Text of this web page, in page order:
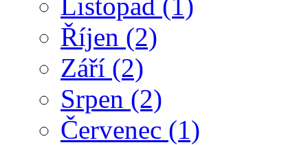
Říjen (2)
Září (2)
Srpen (2)
Červenec (1)